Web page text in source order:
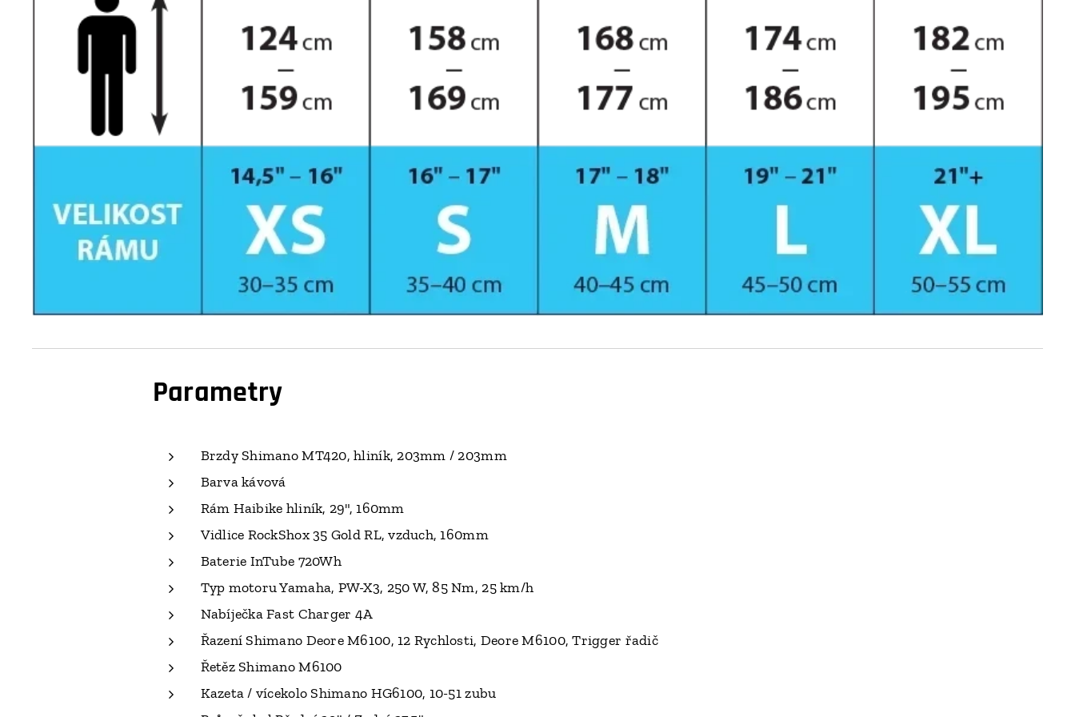
Parametry
Brzdy Shimano MT420, hliník, 203mm / 203mm
Barva kávová
Rám Haibike hliník, 29", 160mm
Vidlice RockShox 35 Gold RL, vzduch, 160mm
Baterie InTube 720Wh
Typ motoru Yamaha, PW-X3, 250 W, 85 Nm, 25 km/h
Nabíječka Fast Charger 4A
Řazení Shimano Deore M6100, 12 Rychlosti, Deore M6100, Trigger řadič
Řetěz Shimano M6100
Kazeta / vícekolo Shimano HG6100, 10-51 zubu